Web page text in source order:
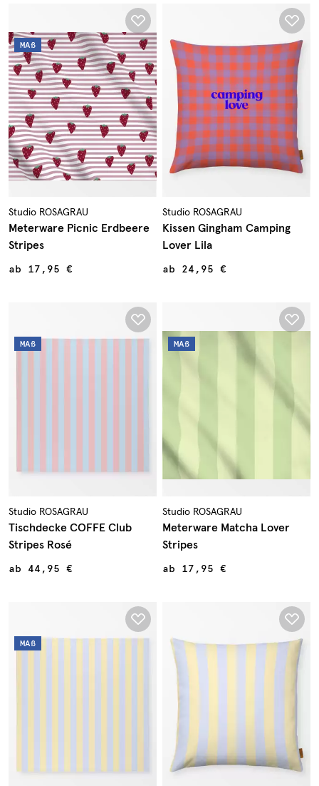
MAß
Studio ROSAGRAU
Meterware Picnic Erdbeere
Stripes
ab 17,95 €
Studio ROSAGRAU
Kissen Gingham Camping
Lover Lila
ab 24,95 €
MAß
Studio ROSAGRAU
Tischdecke COFFE Club
Stripes Rosé
ab 44,95 €
MAß
Studio ROSAGRAU
Meterware Matcha Lover
Stripes
ab 17,95 €
MAß